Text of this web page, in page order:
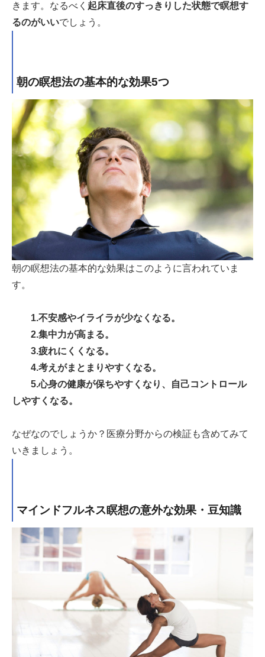
きます。なるべく 起床直後のすっきりした状態で瞑想す
るのがいいでしょう。
朝の瞑想法の基本的な効果5つ
朝の瞑想法の基本的な効果はこのように言われていま
す。
1.不安感やイライラが少なくなる。
2.集中力が高まる。
3.疲れにくくなる。
4.考えがまとまりやすくなる。
5.心身の健康が保ちやすくなり、自己コントロール
しやすくなる。
なぜなのでしょうか？医療分野からの検証も含めてみて
いきましょう。
マインドフルネス瞑想の意外な効果・豆知識